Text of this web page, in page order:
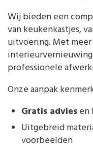
Wij bieden een
van keukenkastjes,
uitvoering. Met meer
professionele
Onze aanpak
Gratis adviesen
Uitgebreid
voorbeelden